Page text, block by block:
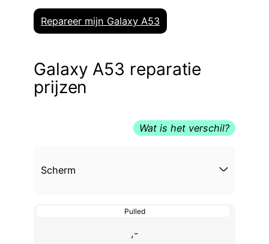
Repareer mijn Galaxy A53
Galaxy A53 reparatie
prijzen
Wat is het verschil?
Scherm
Pulled
,-